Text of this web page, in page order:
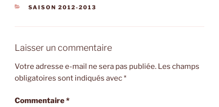
CATÉGORIES
SAISON 2012-2013
Laisser un commentaire
Votre adresse e-mail ne sera pas publiée. Les champs
obligatoires sont indiqués avec*
Commentaire*